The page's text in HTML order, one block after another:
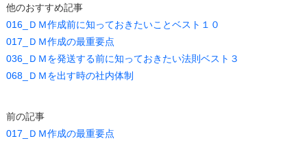
他のおすすめ記事
016_ＤＭ作成前に知っておきたいことベスト１０
017_ＤＭ作成の最重要点
036_ＤＭを発送する前に知っておきたい法則ベスト３
068_ＤＭを出す時の社内体制
前の記事
017_ＤＭ作成の最重要点